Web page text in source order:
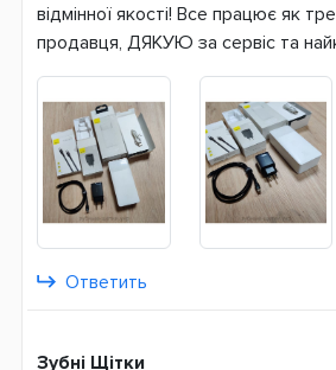
Li-Pol
Гарантия
3 месяца
відмінної якості! Все працює як
продавця, ДЯКУЮ за сервіс та
Ответить
Зубні Щітки